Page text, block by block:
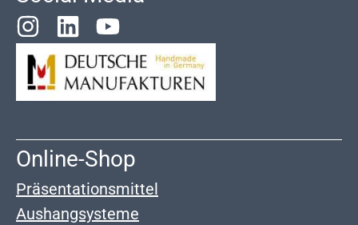
Online-Shop
Präsentationsmittel
Aushangsysteme